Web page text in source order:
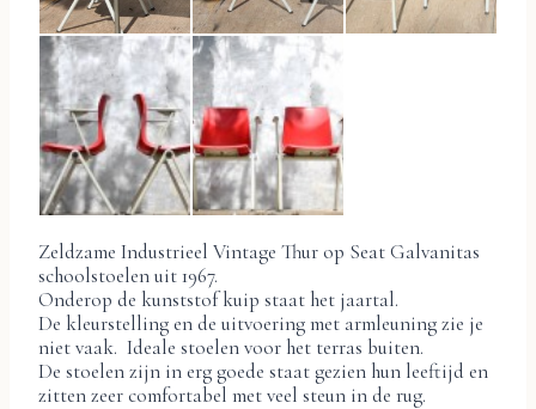
Zeldzame Industrieel Vintage Thur op Seat Galvanitas
schoolstoelen uit 1967.
Onderop de kunststof kuip staat het jaartal.
De kleurstelling en de uitvoering met armleuning zie je
niet vaak. Ideale stoelen voor het terras buiten.
De stoelen zijn in erg goede staat gezien hun leeftijd en
zitten zeer comfortabel met veel steun in de rug.